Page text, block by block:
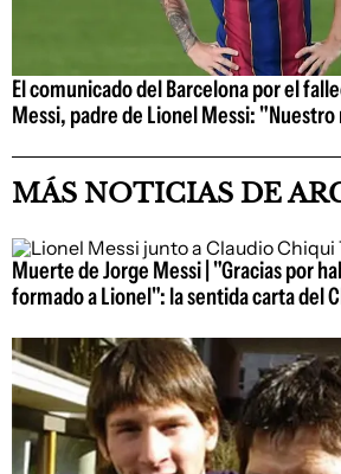
El comunicado del Barcelona por el
Messi, padre de Lionel Messi:
MÁS NOTICIAS DE
Muerte de Jorge Messi | "Gracias por
formado a Lionel": la sentida carta del